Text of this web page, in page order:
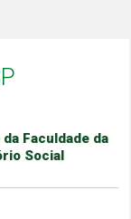
Faculdade da
Social